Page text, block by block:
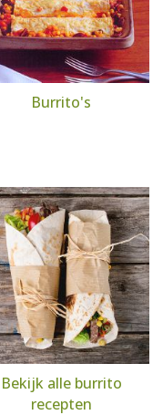
Burrito's
Bekijk alle burrito
recepten